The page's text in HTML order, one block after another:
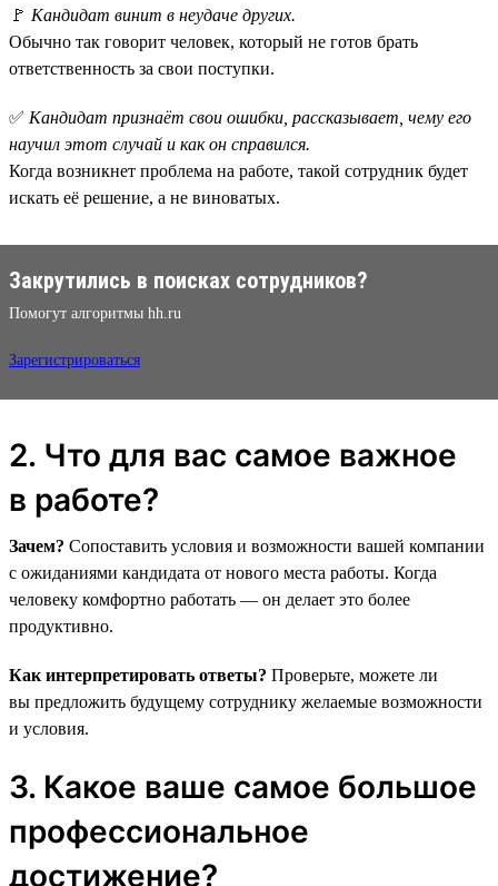
🚩 Кандидат винит в неудаче других.
Обычно так говорит человек, который не готов брать
ответственность за свои поступки.
✅ Кандидат признаёт свои ошибки, рассказывает, чему его
научил этот случай и как он справился.
Когда возникнет проблема на работе, такой сотрудник будет
искать её решение, а не виноватых.
Закрутились в поисках сотрудников?
Помогут алгоритмы hh.ru
Зарегистрироваться
2. Что для вас самое важное
в работе?
Зачем? Сопоставить условия и возможности вашей компании
с ожиданиями кандидата от нового места работы. Когда
человеку комфортно работать — он делает это более
продуктивно.
Как интерпретировать ответы? Проверьте, можете ли
вы предложить будущему сотруднику желаемые возможности
и условия.
3. Какое ваше самое большое
профессиональное
достижение?